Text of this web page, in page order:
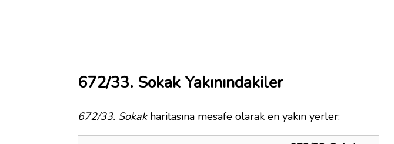
672/33. Sokak Yakınındakiler
672/33. Sokakharitasına mesafe olarak en yakın yerler: